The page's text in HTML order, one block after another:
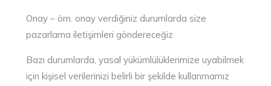
Onay – örn. onay verdiğiniz durumlarda size
pazarlama iletişimleri göndereceğiz
Bazı durumlarda, yasal yükümlülüklerimize uyabilmek
için kişisel verilerinizi belirli bir şekilde kullanmamız